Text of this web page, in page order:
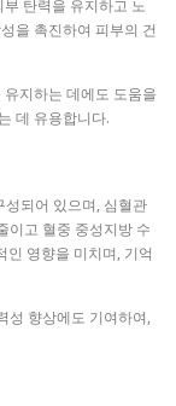
탄력을 유지하고 노
을 촉진하여 피부의 건
지하는 데에도 도움을
데 유용합니다.
성되어 있으며, 심혈관
이고 혈중 중성지방 수
인 영향을 미치며, 기억
성 향상에도 기여하여,